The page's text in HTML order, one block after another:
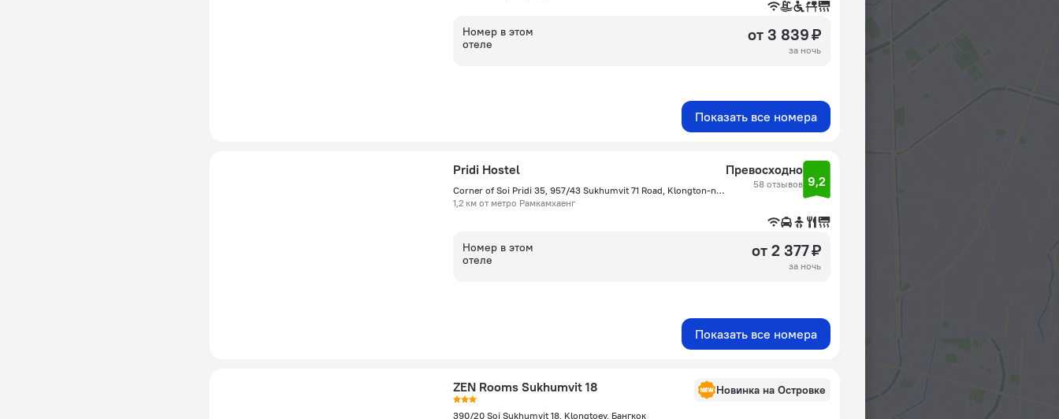
Номер в этом
отеле
от 3 839 ₽
за ночь
Показать все номера
Pridi Hostel
Corner of Soi Pridi 35, 957/43 Sukhumvit 71 Road, Klongton-nue, Wattana, Бангкок
1,2 км от метро Рамкамхаенг
Превосходно
58 отзывов 9,2
Номер в этом
отеле
от 2 377 ₽
за ночь
Показать все номера
ZEN Rooms Sukhumvit 18
390/20 Soi Sukhumvit 18, Klongtoey, Бангкок
Новинка на Островке